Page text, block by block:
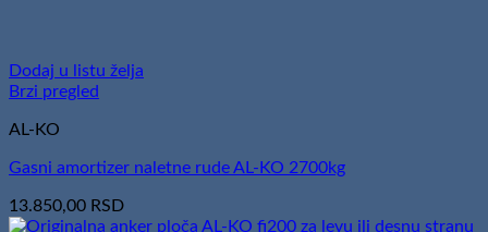
Dodaj u listu želja
Brzi pregled
AL-KO
Gasni amortizer naletne rude AL-KO 2700kg
13.850,00 RSD